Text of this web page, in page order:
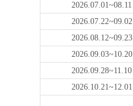
2026.07.01~08.11
2026.07.22~09.02
2026.08.12~09.23
2026.09.03~10.20
2026.09.28~11.10
2026.10.21~12.01